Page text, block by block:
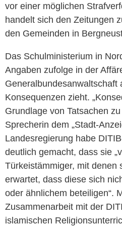
vor einer möglichen
handelt sich den Zeitungen
den Gemeinden in
Das Schulministerium in
Angaben zufolge in der
Generalbundesanwaltschaft
Konsequenzen zieht.
Grundlage von Tatsachen
Sprecherin dem „Stadt-
Landesregierung habe
deutlich gemacht, dass sie
Türkeistämmiger, mit denen
erwartet, dass diese sich
oder ähnlichem beteiligen“.
Zusammenarbeit mit der
islamischen